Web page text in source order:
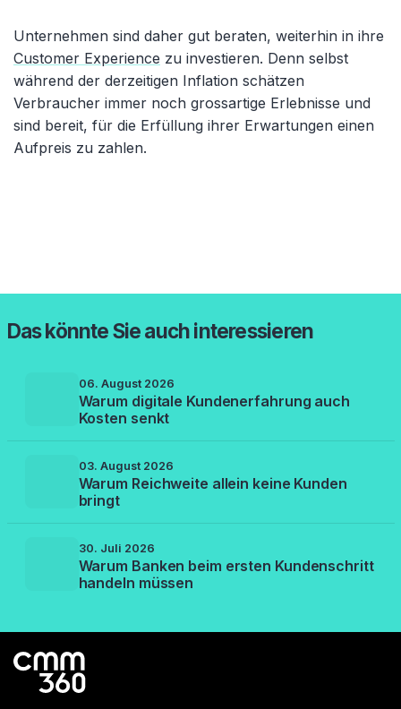
Unternehmen sind daher gut beraten, weiterhin in ihre
Customer Experience zu investieren. Denn selbst
während der derzeitigen Inflation schätzen
Verbraucher immer noch grossartige Erlebnisse und
sind bereit, für die Erfüllung ihrer Erwartungen einen
Aufpreis zu zahlen.
Das könnte Sie auch interessieren
06. August 2026
Warum digitale Kundenerfahrung auch
Kosten senkt
03. August 2026
Warum Reichweite allein keine Kunden
bringt
30. Juli 2026
Warum Banken beim ersten Kundenschritt
handeln müssen